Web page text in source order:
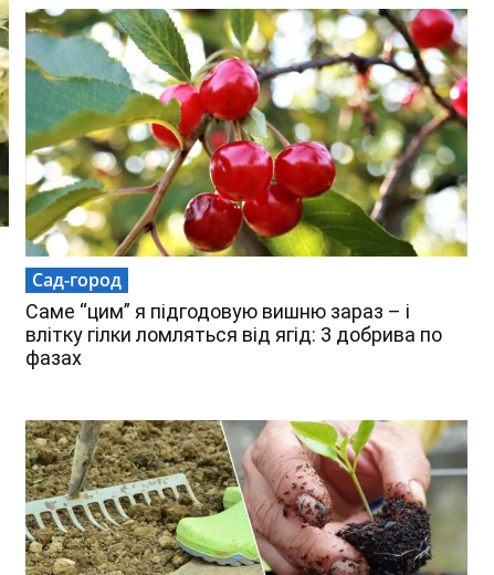
Сад-город
Саме “цим” я підгодовую вишню зараз – і
влітку гілки ломляться від ягід: 3 добрива по
фазах